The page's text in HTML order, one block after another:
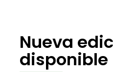
Nueva
disponible